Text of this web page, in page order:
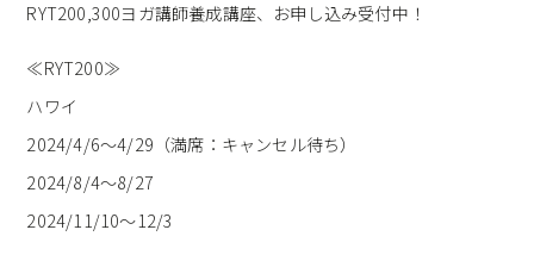
RYT200,300ヨガ講師養成講座、お申し込み受付中！
≪RYT200≫
ハワイ
2024/4/6～4/29（満席：キャンセル待ち）
2024/8/4～8/27
2024/11/10～12/3